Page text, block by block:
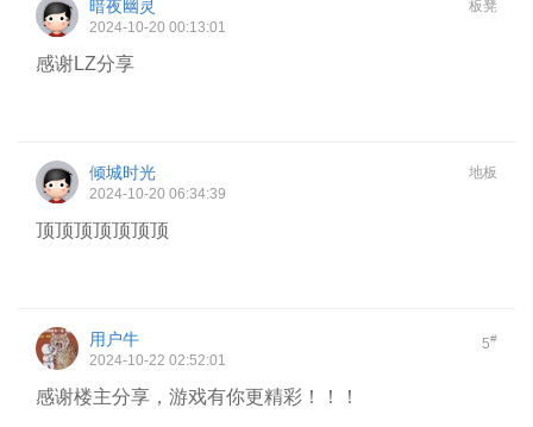
板凳
暗夜幽灵
2024-10-20 00:13:01
感谢LZ分享
地板
倾城时光
2024-10-20 06:34:39
顶顶顶顶顶顶顶
5#
用户牛
2024-10-22 02:52:01
感谢楼主分享，游戏有你更精彩！！！